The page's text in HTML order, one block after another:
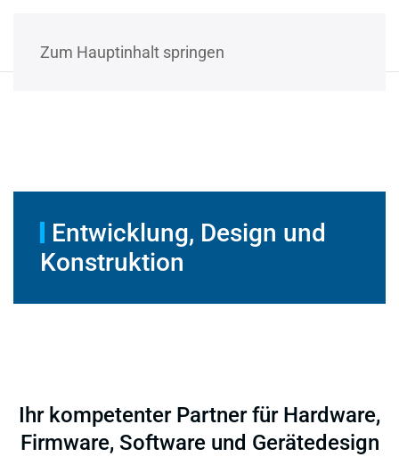
Zum Hauptinhalt springen
Entwicklung, Design und
Konstruktion
Ihr kompetenter Partner für Hardware,
Firmware, Software und Gerätedesign